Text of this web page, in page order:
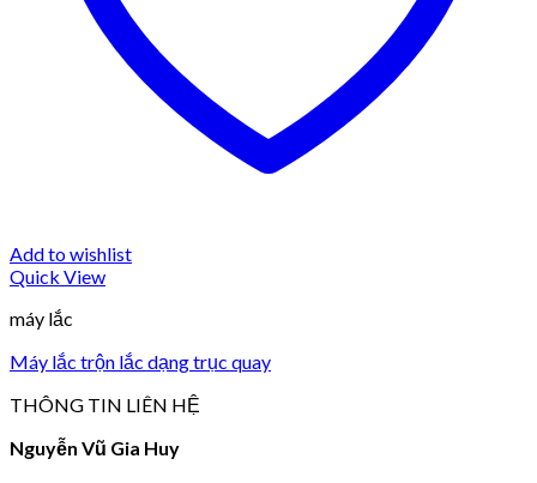
Add to wishlist
Quick View
máy lắc
Máy lắc trộn lắc dạng trục quay
THÔNG TIN LIÊN HỆ
Nguyễn Vũ Gia Huy